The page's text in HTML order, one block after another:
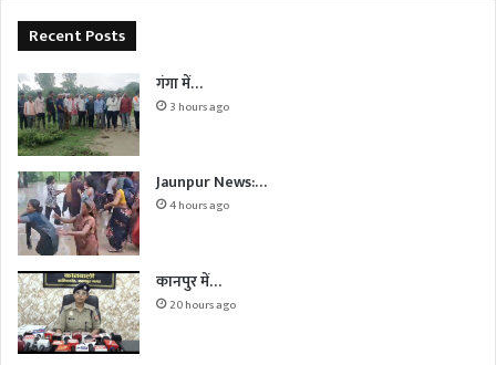
Recent Posts
गंगा में…
3 hours ago
Jaunpur News:…
4 hours ago
कानपुर में…
20 hours ago